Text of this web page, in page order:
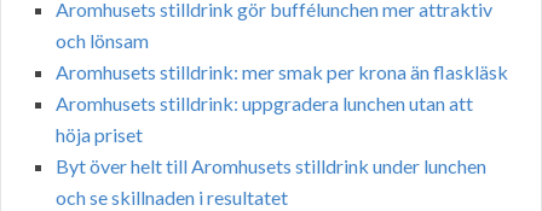
Aromhusets stilldrink gör buffélunchen mer attraktiv
och lönsam
Aromhusets stilldrink: mer smak per krona än flaskläsk
Aromhusets stilldrink: uppgradera lunchen utan att
höja priset
Byt över helt till Aromhusets stilldrink under lunchen
och se skillnaden i resultatet